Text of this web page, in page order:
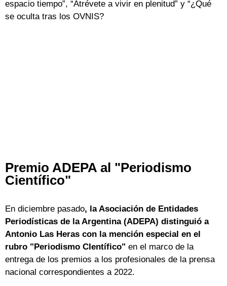
espacio tiempo”, “Atrévete a vivir en plenitud” y “¿Qué
se oculta tras los OVNIS?
Premio ADEPA al "Periodismo
Científico"
En diciembre pasado, la Asociación de Entidades
Periodísticas de la Argentina (ADEPA) distinguió a
Antonio Las Heras con la mención especial en el
rubro "Periodismo CIentífico" en el marco de la
entrega de los premios a los profesionales de la prensa
nacional correspondientes a 2022.